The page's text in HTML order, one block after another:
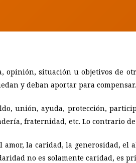
opinión, situación u objetivos de
y deban aportar para compensar.
unión, ayuda, protección,
fraternidad, etc. Lo contrario
amor, la caridad, la generosidad,
no es solamente caridad, es